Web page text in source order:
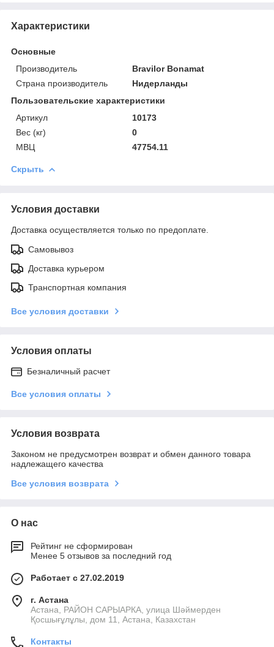
Характеристики
Основные
Производитель
Bravilor Bonamat
Страна производитель
Нидерланды
Пользовательские характеристики
Артикул
10173
Вес (кг)
0
МВЦ
47754.11
Скрыть
Условия доставки
Доставка осуществляется только по предоплате.
Самовывоз
Доставка курьером
Транспортная компания
Все условия доставки
Условия оплаты
Безналичный расчет
Все условия оплаты
Условия возврата
Законом не предусмотрен возврат и обмен данного товара
надлежащего качества
Все условия возврата
О нас
Рейтинг не сформирован
Менее 5 отзывов за последний год
Работает с 27.02.2019
г. Астана
Астана, РАЙОН САРЫАРКА, улица Шәймерден
Қосшығұлұлы, дом 11, Астана, Казахстан
Контакты